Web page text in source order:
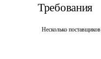
Требования
Несколько поставщиков